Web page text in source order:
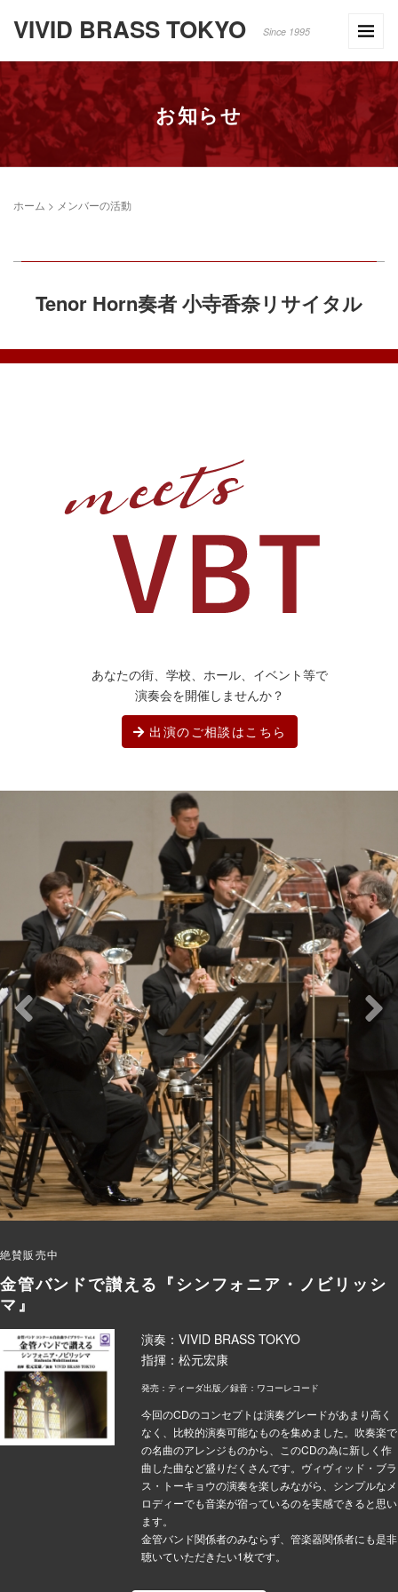
VIVID BRASS TOKYO Since 1995
お知らせ
ホーム > メンバーの活動
Tenor Horn奏者 小寺香奈リサイタル
あなたの街、学校、ホール、イベント等で
演奏会を開催しませんか？
出演のご相談はこちら
絶賛販売中
金管バンドで讃える『シンフォニア・ノビリッシ
マ』
演奏：VIVID BRASS TOKYO
指揮：松元宏康
発売：ティーダ出版／録音：ワコーレコード
今回のCDのコンセプトは演奏グレードがあまり高く
なく、比較的演奏可能なものを集めました。吹奏楽で
の名曲のアレンジものから、このCDの為に新しく作
曲した曲など盛りだくさんです。ヴィヴィッド・ブラ
ス・トーキョウの演奏を楽しみながら、シンプルなメ
ロディーでも音楽が宿っているのを実感できると思い
ます。
金管バンド関係者のみならず、管楽器関係者にも是非
聴いていただきたい1枚です。